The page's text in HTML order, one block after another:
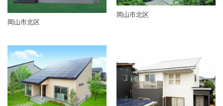
岡山市北区
岡山市北区